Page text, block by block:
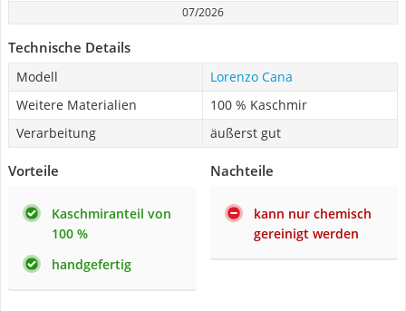
07/2026
Technische Details
Modell
Lorenzo Cana
Weitere Materialien
100 % Kaschmir
Verarbeitung
äußerst gut
Vorteile
Kaschmiranteil von
100 %
handgefertig
Nachteile
kann nur chemisch
gereinigt werden